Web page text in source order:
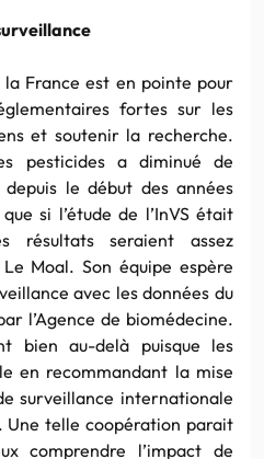
la France est en pointe pour
fortes sur les
et soutenir la recherche.
pesticides a diminué de
le début des années
si l’étude de l’InVS était
résultats seraient assez
Moal. Son équipe espère
avec les données du
l’Agence de biomédecine.
bien au-delà puisque les
en recommandant la mise
surveillance internationale
Une telle coopération parait
comprendre l’impact de